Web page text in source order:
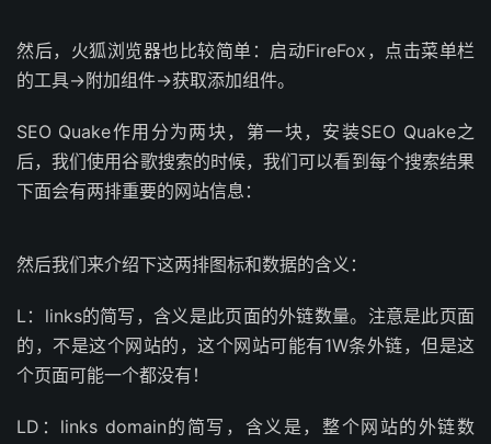
然后，火狐浏览器也比较简单：启动FireFox，点击菜单栏
的工具->附加组件->获取添加组件。
SEO Quake作用分为两块，第一块，安装SEO Quake之
后，我们使用谷歌搜索的时候，我们可以看到每个搜索结果
下面会有两排重要的网站信息：
然后我们来介绍下这两排图标和数据的含义：
L：links的简写，含义是此页面的外链数量。注意是此页面
的，不是这个网站的，这个网站可能有1W条外链，但是这
个页面可能一个都没有！
LD：links domain的简写，含义是，整个网站的外链数